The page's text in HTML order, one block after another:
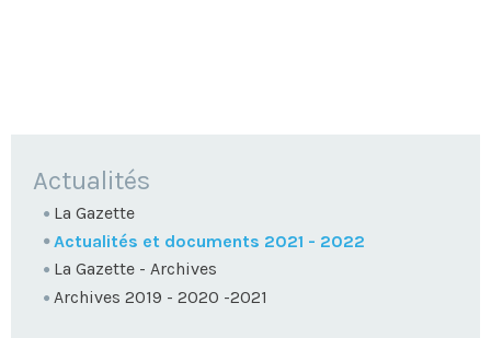
NAVIGATION
Actualités
La Gazette
Actualités et documents 2021 - 2022
La Gazette - Archives
Archives 2019 - 2020 -2021